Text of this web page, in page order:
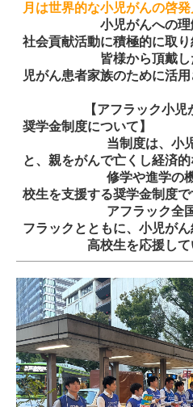
月は世界的な小児がんの啓発
小児がんへの理解・
社会貢献活動に積極的に取り
皆様から頂戴したご
児がん患者家族のために活用
【アフラック小児が
奨学金制度について】
当制度は、小児がん
と、親をがんで亡くし経済
修学や進学の機会が
校生を支援する奨学金制度で
アフラック全国アソ
フラックとともに、小児が
高校生を応援してい